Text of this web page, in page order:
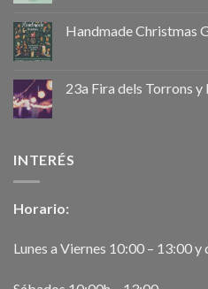
Handmade Christmas
23a Fira dels Torrons y
INTERÉS
Horario:
Lunes a Viernes 10:00 – 13:00 y